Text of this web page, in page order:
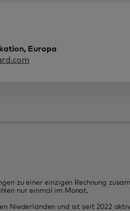
Europa
zu einer einzigen Rechnung
nur einmal im Monat.
Niederlanden und ist seit 2022